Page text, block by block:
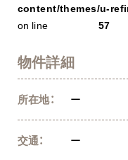
content/themes/u-
on line
57
物件詳細
所在地： ー
交通： ー